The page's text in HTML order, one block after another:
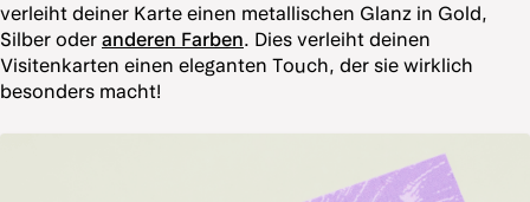
verleiht deiner Karte einen metallischen Glanz in Gold,
Silber oder anderen Farben. Dies verleiht deinen
Visitenkarten einen eleganten Touch, der sie wirklich
besonders macht!